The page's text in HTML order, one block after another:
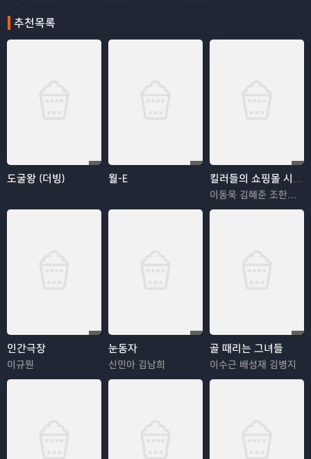
추천목록
도굴왕 (더빙) 월-E 킬러들의 쇼핑몰 시즌2
이동욱 김혜준 조한선 김해나
인간극장
이규원
눈동자
신민아 김남희
골 때리는 그녀들
이수근 배성재 김병지